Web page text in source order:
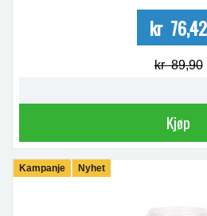
kr 76,42
kr 89,90
Kjøp
Kampanje Nyhet